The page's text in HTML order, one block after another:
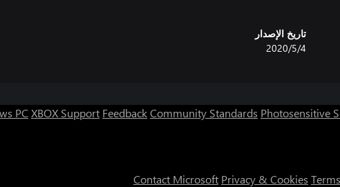
تاريخ الإصدار
4‏/5‏/2020
PC XBOX Support FeedbackCommunity Standards Photosensitive
Contact Microsoft Privacy & Cookies